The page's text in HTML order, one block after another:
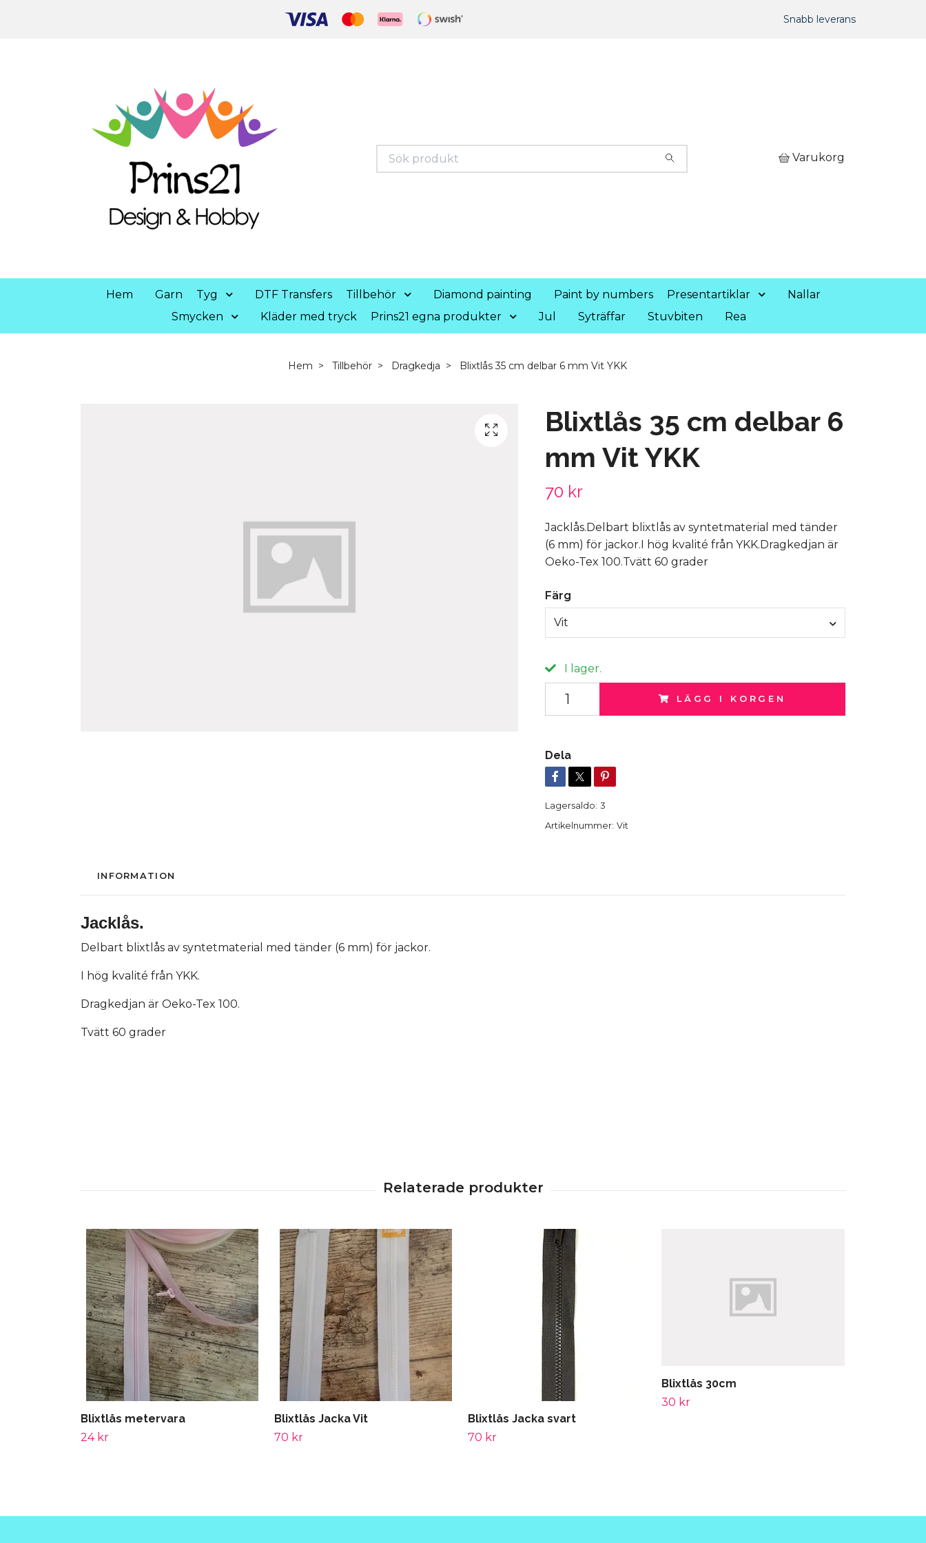
Snabb leverans
Varukorg
Hem Garn Tyg DTF Transfers Tillbehör Diamond painting Paint by numbers Presentartiklar
Nallar
Smycken
Kläder med tryck Prins21 egna produkter Jul Syträffar Stuvbiten Rea
Hem Tillbehör Dragkedja Blixtlås 35 cm delbar 6 mm Vit YKK
Blixtlås 35 cm delbar 6
mm Vit YKK
70 kr
Jacklås.Delbart blixtlås av syntetmaterial med tänder
(6 mm) för jackor.I hög kvalité från YKK.Dragkedjan är
Oeko-Tex 100.Tvätt 60 grader
Färg
Vit
I lager.
LÄGG I KORGEN
Dela
Lagersaldo: 3
Artikelnummer: Vit
INFORMATION
Jacklås.
Delbart blixtlås av syntetmaterial med tänder (6 mm) för jackor.
I hög kvalité från YKK.
Dragkedjan är Oeko-Tex 100.
Tvätt 60 grader
Blixtlås metervara
24 kr
Blixtlås Jacka Vit
70 kr
Blixtlås Jacka svart
70 kr
Blixtlås 30cm
30 kr